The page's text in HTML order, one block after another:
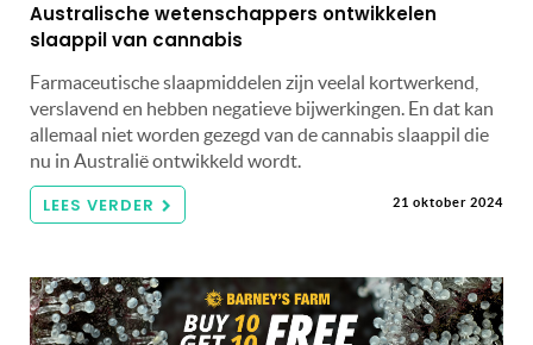
Australische wetenschappers ontwikkelen
slaappil van cannabis
Farmaceutische slaapmiddelen zijn veelal kortwerkend,
verslavend en hebben negatieve bijwerkingen. En dat kan
allemaal niet worden gezegd van de cannabis slaappil die
nu in Australië ontwikkeld wordt.
LEES VERDER 21 oktober 2024